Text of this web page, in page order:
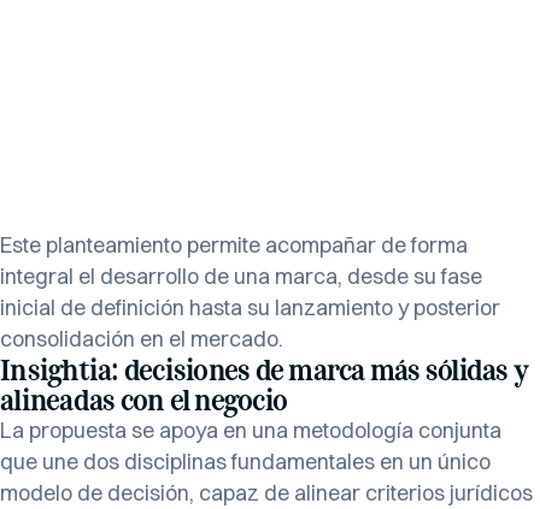
Este planteamiento permite acompañar de forma
integral el desarrollo de una marca, desde su fase
inicial de definición hasta su lanzamiento y posterior
consolidación en el mercado.
Insightia: decisiones de marca más sólidas y
alineadas con el negocio
La propuesta se apoya en una metodología conjunta
que une dos disciplinas fundamentales en un único
modelo de decisión, capaz de alinear criterios jurídicos